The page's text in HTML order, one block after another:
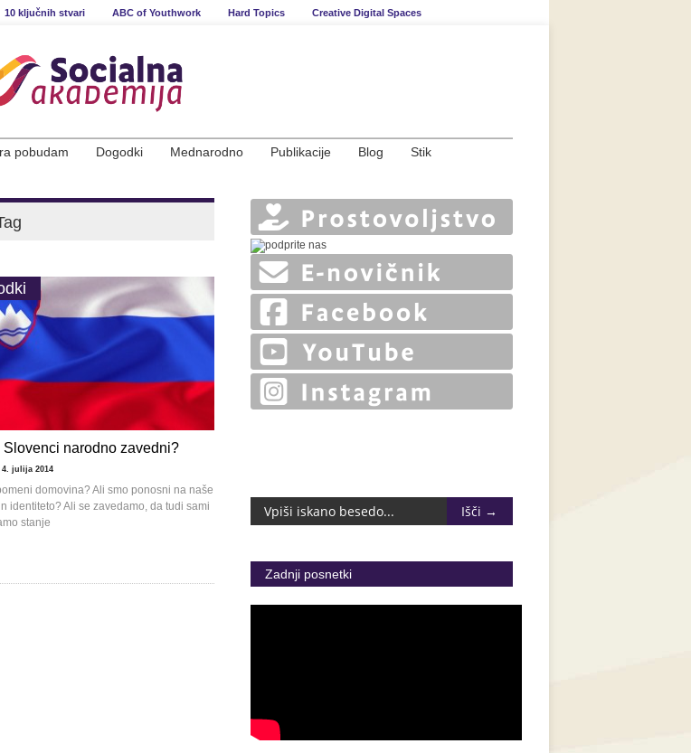
10 ključnih stvari ABC of Youthwork Hard Topics Creative Digital Spaces
pobudam Dogodki Mednarodno Publikacije Blog Stik
Slovenci narodno zavedni?
julija 2014
domovina? Ali smo ponosni na naše
identiteto? Ali se zavedamo, da tudi sami
stanje
Zadnji posnetki